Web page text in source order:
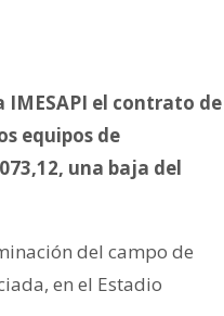
IMESAPI el contrato de
equipos de
una baja del
del campo de
en el Estadio